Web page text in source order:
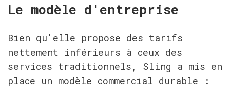
Le modèle d'entreprise
Bien qu'elle propose des tarifs
nettement inférieurs à ceux des
services traditionnels, Sling a mis en
place un modèle commercial durable :